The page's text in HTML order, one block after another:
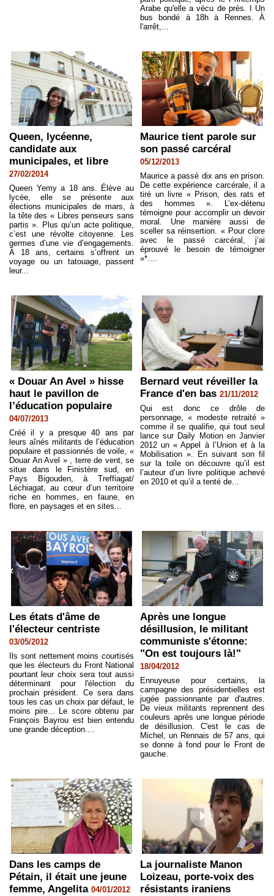
Arabe qu'elle a vécu de près. I Un
bus bondé à 18h à Rennes. À
l'arrêt,...
Queen, lycéenne,
candidate aux
municipales, et libre
27/02/2014
Queen Yemy a 18 ans. Élève au
lycée, elle se présente aux
élections municipales de mars, à
la tête des « Libres penseurs sans
partis ». Plus qu’un acte politique,
c’est une révolte citoyenne. Les
germes d’une vie d’engagements.
À 18 ans, certains s’offrent un
voyage ou un tatouage, passent
leur...
Maurice tient parole sur
son passé carcéral
05/12/2013
Maurice a passé dix ans en prison.
De cette expérience carcérale, il a
tiré un livre « Prison, des rats et
des hommes ». L’ex-détenu
témoigne pour accomplir un devoir
moral. Une manière aussi de
sceller sa réinsertion. « Pour clore
avec le passé carcéral, j’ai
éprouvé le besoin de témoigner
»*....
« Douar An Avel » hisse
haut le pavillon de
l’éducation populaire
04/07/2013
Créé il y a presque 40 ans par
leurs aînés militants de l’éducation
populaire et passionnés de voile, «
Douar An Avel » , terre de vent, se
situe dans le Finistère sud, en
Pays Bigouden, à Treffiagat/
Léchiagat, au cœur d’un territoire
riche en hommes, en faune, en
flore, en paysages et en sites...
Bernard veut réveiller la
France d'en bas 21/11/2012
Qui est donc ce drôle de
personnage, « modeste retraité »
comme il se qualifie, qui tout seul
lance sur Daily Motion en Janvier
2012 un « Appel à l’Union et à la
Mobilisation ». En suivant son fil
sur la toile on découvre qu’il est
l’auteur d’un livre politique achevé
en 2010 et qu’il a tenté de...
Les états d'âme de
l'électeur centriste
03/05/2012
Ils sont nettement moins courtisés
que les électeurs du Front National
pourtant leur choix sera tout aussi
déterminant pour l'élection du
prochain président. Ce sera dans
tous les cas un choix par défaut, le
moins pire... Le score obtenu par
François Bayrou est bien entendu
une grande déception....
Après une longue
désillusion, le militant
communiste s'étonne:
"On est toujours là!"
18/04/2012
Ennuyeuse pour certains, la
campagne des présidentielles est
jugée passionnante par d'autres.
De vieux militants reprennent des
couleurs après une longue période
de désillusion. C'est le cas de
Michel, un Rennais de 57 ans, qui
se donne à fond pour le Front de
gauche.
Dans les camps de
Pétain, il était une jeune
femme, Angelita 04/01/2012
La journaliste Manon
Loizeau, porte-voix des
résistants iraniens